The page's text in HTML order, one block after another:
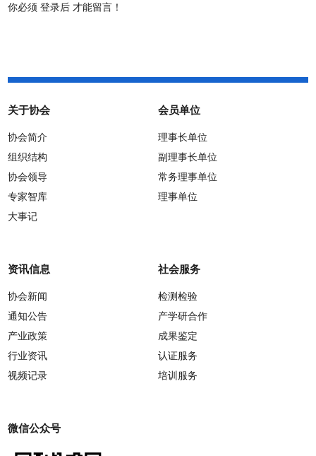
你必须登录后 才能留言！
关于协会
协会简介
组织结构
协会领导
专家智库
大事记
会员单位
理事长单位
副理事长单位
常务理事单位
理事单位
资讯信息
协会新闻
通知公告
产业政策
行业资讯
视频记录
社会服务
检测检验
产学研合作
成果鉴定
认证服务
培训服务
微信公众号